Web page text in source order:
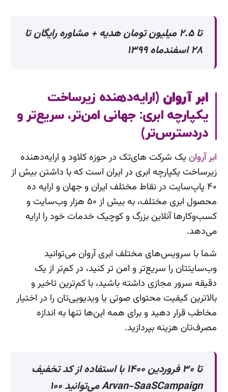
تا ۲.۵ میلیون تومان هدیه + مشاوره رایگان تا
۲۸ اسفندماه ۱۳۹۹
ابر آروان (ارایه‌دهنده زیرساخت
یکپارچه ابری: جهانی امن‌تر، سریع‌تر و
دردسترس‌تر)
ابر آروان یک شرکت های‌تک در حوزه کلاود و ارایه‌دهنده
زیرساخت یکپارچه ابری در ایران است که با داشتن بیش از
۴۰ پاپ‌سایت در نقاط مختلف ایران و جهان و ارایه ده
محصول ابری مختلف، به بیش از ۵۰ هزار وب‌سایت و
کسب‌وکارها آنلاین بزرگ و کوچیک خدمات خود را ارایه
می‌دهد.
شما با سرویس‌های مختلف ابری آروان می‌توانید
وب‌سایتتان را سریع‌تر و امن تر کنید، در کم‌تر از یک
دقیقه سرور مجازی داشته باشید، با کم‌ترین تاخیر و
بالاترین کیفیت محتوای صوتی یا ویدیویی‌تان را در اختیار
مخاطب قرار دهید و برای همه این‌ها تنها به اندازه‌
مصرف‌تان هزینه بپردازید.
تا ۳۰ فروردین ۱۴۰۰ با استفاده از کد تخفیف
Arvan-SaaSCampaign می‌توانید ۱۰۰